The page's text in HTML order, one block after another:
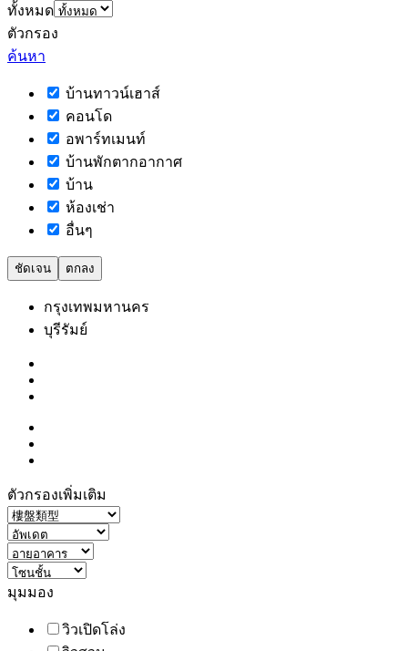
ทั้งหมด
ตัวกรอง
ค้นหา
บ้านทาวน์เฮาส์
คอนโด
อพาร์ทเมนท์
บ้านพักตากอากาศ
บ้าน
ห้องเช่า
อื่นๆ
ชัดเจน ตกลง
กรุงเทพมหานคร
บุรีรัมย์
ตัวกรองเพิ่มเติม
มุมมอง
วิวเปิดโล่ง